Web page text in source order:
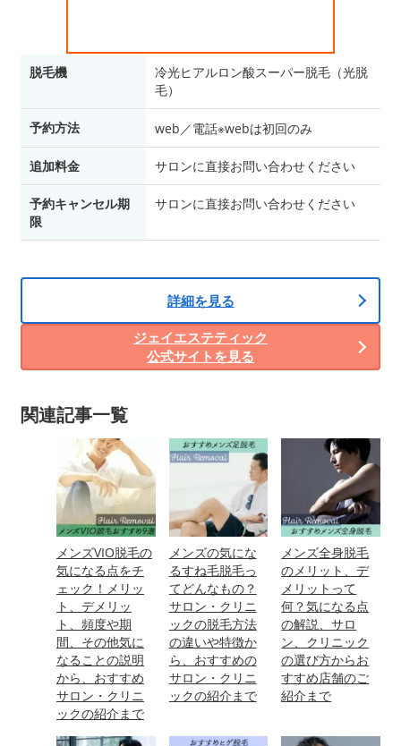
脱毛機
冷光ヒアルロン酸スーパー脱毛（光脱
毛）
予約方法 web／電話※webは初回のみ
追加料金 サロンに直接お問い合わせください
予約キャンセル期
限
サロンに直接お問い合わせください
詳細を見る
ジェイエステティック
公式サイトを見る
関連記事一覧
メンズVIO脱毛の
気になる点をチ
ェック！メリッ
ト、デメリッ
ト、頻度や期
間、その他気に
なることの説明
から、おすすめ
サロン・クリニ
ックの紹介まで
メンズの気にな
るすね毛脱毛っ
てどんなもの？
サロン・クリニ
ックの脱毛方法
の違いや特徴か
ら、おすすめの
サロン・クリニ
ックの紹介まで
メンズ全身脱毛
のメリット、デ
メリットって
何？気になる点
の解説、サロ
ン、クリニック
の選び方からお
すすめ店舗のご
紹介まで